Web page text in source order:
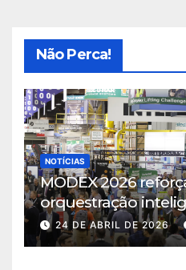
Não Perca!
NOTÍCIAS
MODEX 2026
orquestração
intralogística
24 DE ABRIL DE 2026